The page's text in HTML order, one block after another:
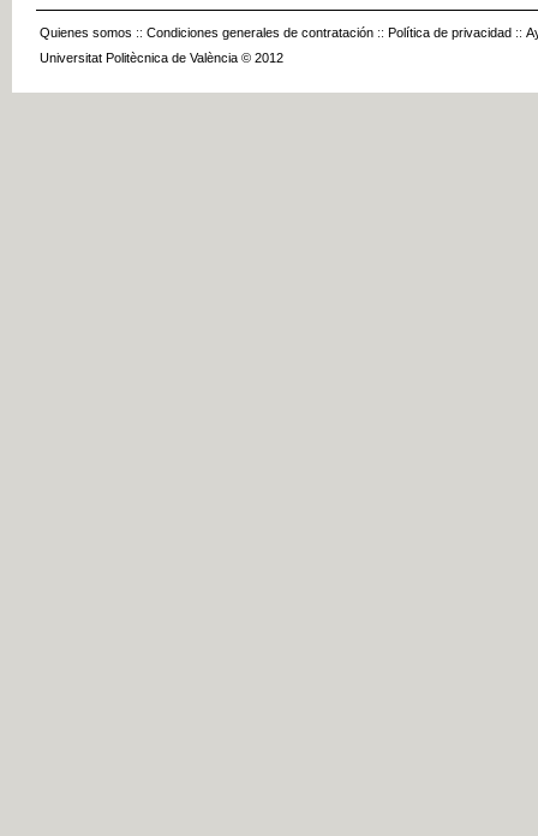
Quienes somos :: Condiciones generales de contratación :: Política de privacidad ::
Universitat Politècnica de València © 2012